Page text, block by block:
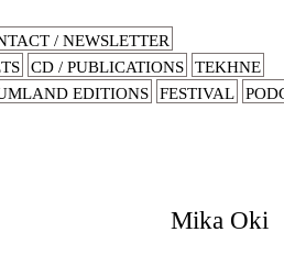
/ NEWSLETTER
CD / PUBLICATIONS
TEKHNE
EDITIONS FESTIVAL
Mika Oki